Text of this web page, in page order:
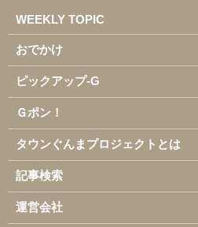
WEEKLY TOPIC
おでかけ
ピックアップ-G
Ｇポン！
タウンぐんまプロジェクトとは
記事検索
運営会社